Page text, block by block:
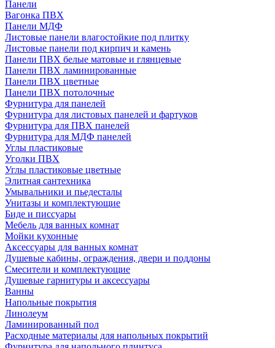
Панели
Вагонка ПВХ
Панели МДФ
Листовые панели влагостойкие под плитку
Листовые панели под кирпич и камень
Панели ПВХ белые матовые и глянцевые
Панели ПВХ ламинированные
Панели ПВХ цветные
Панели ПВХ потолочные
Фурнитура для панелей
Фурнитура для листовых панелей и фартуков
Фурнитура для ПВХ панелей
Фурнитура для МДФ панелей
Углы пластиковые
Уголки ПВХ
Углы пластиковые цветные
Элитная сантехника
Умывальники и пьедесталы
Унитазы и комплектующие
Биде и писсуары
Мебель для ванных комнат
Мойки кухонные
Аксессуары для ванных комнат
Душевые кабины, ограждения, двери и поддоны
Смесители и комплектующие
Душевые гарнитуры и аксессуары
Ванны
Напольные покрытия
Линолеум
Ламинированный пол
Расходные материалы для напольных покрытий